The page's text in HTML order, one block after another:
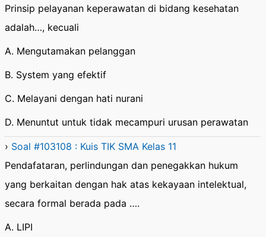
Prinsip pelayanan keperawatan di bidang kesehatan
adalah…, kecuali
A. Mengutamakan pelanggan
B. System yang efektif
C. Melayani dengan hati nurani
D. Menuntut untuk tidak mecampuri urusan perawatan
› Soal #103108 : Kuis TIK SMA Kelas 11
Pendafataran, perlindungan dan penegakkan hukum
yang berkaitan dengan hak atas kekayaan intelektual,
secara formal berada pada ….
A. LIPI